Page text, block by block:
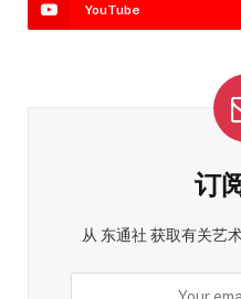
YouTube
订
从 东通社 获取有关艺